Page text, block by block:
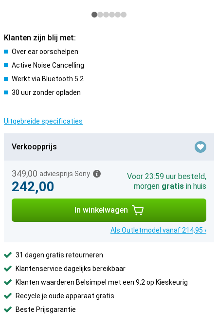
Klanten zijn blij met:
Over ear oorschelpen
Active Noise Cancelling
Werkt via Bluetooth 5.2
30 uur zonder opladen
Uitgebreide specificaties
Verkoopprijs
349,00 adviesprijs Sony
242,00
Voor 23:59 uur besteld,
morgen gratis in huis
In winkelwagen
Als Outletmodel vanaf 214,95 ›
31 dagen gratis retourneren
Klantenservice dagelijks bereikbaar
Klanten waarderen Belsimpel met een 9,2 op Kieskeurig
Recycle je oude apparaat gratis
Beste Prijsgarantie